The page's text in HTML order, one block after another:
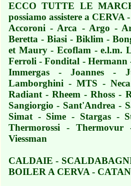
ECCO TUTTE LE
possiamo assistere a
Accoroni - Arca - Argo -
Beretta - Biasi - Biklim -
et Maury - Ecoflam - e.l.m.
Ferroli - Fondital -
Immergas - Joannes -
Lamborghini - MTS -
Radiant - Rheem - Rhoss -
Sangiorgio - Sant'Andrea -
Simat - Sime - Stargas -
Thermorossi -
Viessman
CALDAIE -
BOILER A CERVA -